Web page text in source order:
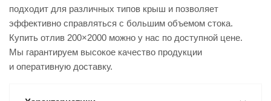
подходит для различных типов крыш и позволяет
эффективно справляться с большим объемом стока.
Купить отлив 200×2000 можно у нас по доступной цене.
Мы гарантируем высокое качество продукции
и оперативную доставку.